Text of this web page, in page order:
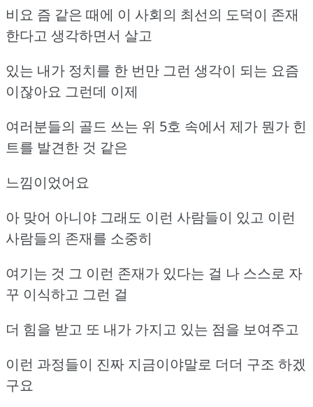
비요 즘 같은 때에 이 사회의 최선의 도덕이 존재
한다고 생각하면서 살고
있는 내가 정치를 한 번만 그런 생각이 되는 요즘
이잖아요 그런데 이제
여러분들의 골드 쓰는 위 5호 속에서 제가 뭔가 힌
트를 발견한 것 같은
느낌이었어요
아 맞어 아니야 그래도 이런 사람들이 있고 이런
사람들의 존재를 소중히
여기는 것 그 이런 존재가 있다는 걸 나 스스로 자
꾸 이식하고 그런 걸
더 힘을 받고 또 내가 가지고 있는 점을 보여주고
이런 과정들이 진짜 지금이야말로 더더 구조 하겠
구요